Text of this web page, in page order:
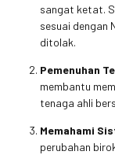
sangat ketat.
sesuai dengan
ditolak.
Pemenuhan
membantu
tenaga ahli
Memahami
perubahan